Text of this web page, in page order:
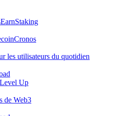
EarnStaking
Cronos
les utilisateurs du quotidien
Level Up
de Web3